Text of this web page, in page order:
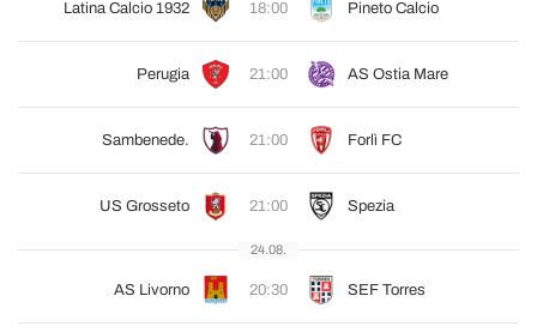
Latina Calcio 1932 18:00 Pineto Calcio
Perugia 21:00 AS Ostia Mare
Sambenede. 21:00 Forlì FC
US Grosseto 21:00 Spezia
24.08.
AS Livorno 20:30 SEF Torres